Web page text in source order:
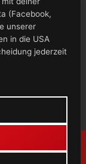
(Facebook,
unserer
in die USA
jederzeit